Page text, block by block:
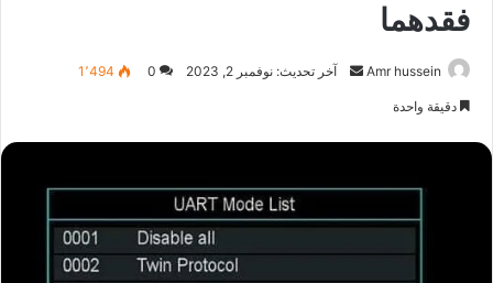
فقدهما
Amr hussein
أرسلآخر تحديث: نوفمبر 2, 2023 0 1٬494
دقيقة واحدة